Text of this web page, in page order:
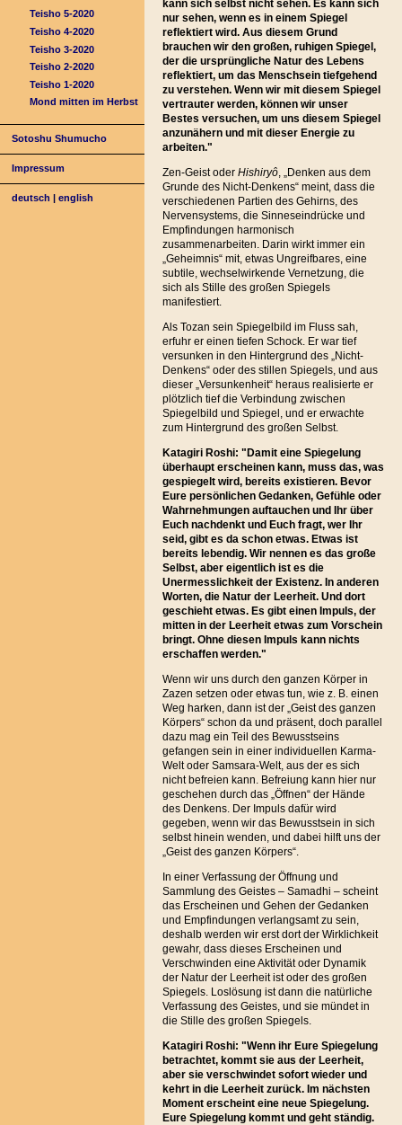
Teisho 5-2020
Teisho 4-2020
Teisho 3-2020
Teisho 2-2020
Teisho 1-2020
Mond mitten im Herbst
Sotoshu Shumucho
Impressum
deutsch |english
kann sich selbst nicht sehen. Es kann sich
nur sehen, wenn es in einem Spiegel
reflektiert wird. Aus diesem Grund
brauchen wir den großen, ruhigen Spiegel,
der die ursprüngliche Natur des Lebens
reflektiert, um das Menschsein tiefgehend
zu verstehen. Wenn wir mit diesem Spiegel
vertrauter werden, können wir unser
Bestes versuchen, um uns diesem Spiegel
anzunähern und mit dieser Energie zu
arbeiten."
Zen-Geist oder Hishiryô, „Denken aus dem
Grunde des Nicht-Denkens“ meint, dass die
verschiedenen Partien des Gehirns, des
Nervensystems, die Sinneseindrücke und
Empfindungen harmonisch
zusammenarbeiten. Darin wirkt immer ein
„Geheimnis“ mit, etwas Ungreifbares, eine
subtile, wechselwirkende Vernetzung, die
sich als Stille des großen Spiegels
manifestiert.
Als Tozan sein Spiegelbild im Fluss sah,
erfuhr er einen tiefen Schock. Er war tief
versunken in den Hintergrund des „Nicht-
Denkens“ oder des stillen Spiegels, und aus
dieser „Versunkenheit“ heraus realisierte er
plötzlich tief die Verbindung zwischen
Spiegelbild und Spiegel, und er erwachte
zum Hintergrund des großen Selbst.
Katagiri Roshi: "Damit eine Spiegelung
überhaupt erscheinen kann, muss das, was
gespiegelt wird, bereits existieren. Bevor
Eure persönlichen Gedanken, Gefühle oder
Wahrnehmungen auftauchen und Ihr über
Euch nachdenkt und Euch fragt, wer Ihr
seid, gibt es da schon etwas. Etwas ist
bereits lebendig. Wir nennen es das große
Selbst, aber eigentlich ist es die
Unermesslichkeit der Existenz. In anderen
Worten, die Natur der Leerheit. Und dort
geschieht etwas. Es gibt einen Impuls, der
mitten in der Leerheit etwas zum Vorschein
bringt. Ohne diesen Impuls kann nichts
erschaffen werden."
Wenn wir uns durch den ganzen Körper in
Zazen setzen oder etwas tun, wie z. B. einen
Weg harken, dann ist der „Geist des ganzen
Körpers“ schon da und präsent, doch parallel
dazu mag ein Teil des Bewusstseins
gefangen sein in einer individuellen Karma-
Welt oder Samsara-Welt, aus der es sich
nicht befreien kann. Befreiung kann hier nur
geschehen durch das „Öffnen“ der Hände
des Denkens. Der Impuls dafür wird
gegeben, wenn wir das Bewusstsein in sich
selbst hinein wenden, und dabei hilft uns der
„Geist des ganzen Körpers“.
In einer Verfassung der Öffnung und
Sammlung des Geistes – Samadhi – scheint
das Erscheinen und Gehen der Gedanken
und Empfindungen verlangsamt zu sein,
deshalb werden wir erst dort der Wirklichkeit
gewahr, dass dieses Erscheinen und
Verschwinden eine Aktivität oder Dynamik
der Natur der Leerheit ist oder des großen
Spiegels. Loslösung ist dann die natürliche
Verfassung des Geistes, und sie mündet in
die Stille des großen Spiegels.
Katagiri Roshi: "Wenn ihr Eure Spiegelung
betrachtet, kommt sie aus der Leerheit,
aber sie verschwindet sofort wieder und
kehrt in die Leerheit zurück. Im nächsten
Moment erscheint eine neue Spiegelung.
Eure Spiegelung kommt und geht ständig.